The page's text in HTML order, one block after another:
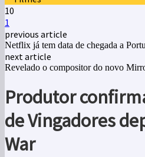
10
1
previous article
Netflix já tem data de chegada a
next article
Revelado o compositor do novo
Produtor
de Vingadores
War